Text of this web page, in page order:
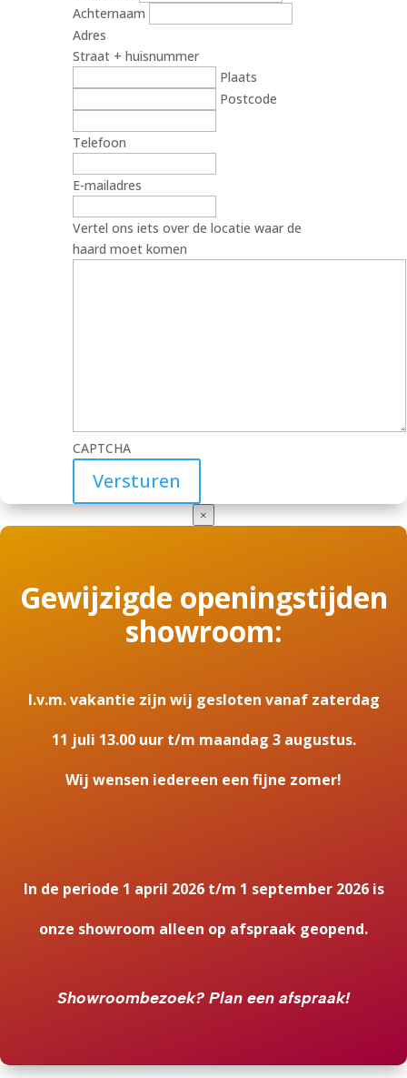
Achternaam
Adres
Straat + huisnummer
Plaats
Postcode
Telefoon
E-mailadres
Vertel ons iets over de locatie waar de
haard moet komen
CAPTCHA
×
Gewijzigde openingstijden
showroom:
I.v.m. vakantie zijn wij gesloten vanaf zaterdag
11 juli 13.00 uur t/m maandag 3 augustus.
Wij wensen iedereen een fijne zomer!
In de periode 1 april 2026 t/m 1 september 2026 is
onze showroom alleen op afspraak geopend.
Showroombezoek? Plan een afspraak!